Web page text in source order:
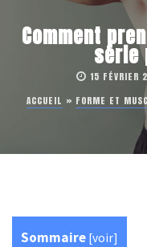
Comment
série
15 FÉVRIER
ACCUEIL » FORME ET
Sommaire [voir]